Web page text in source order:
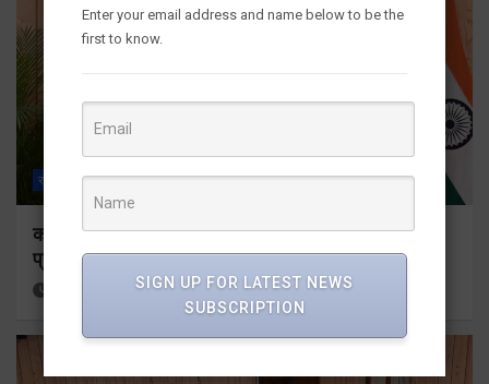
राज्य ALL देहरादून
कॉमनवेल्थ गेम्स 2026 के उत्तराखंड के पदक विजेताओं और
प्रशिक्षकों को मुख्यमंत्री धामी ने किया सम्मानित
12 hours ago Viri Gairola
Enter your email address and name below to be the
first to know.
SIGN UP FOR LATEST NEWS
SUBSCRIPTION